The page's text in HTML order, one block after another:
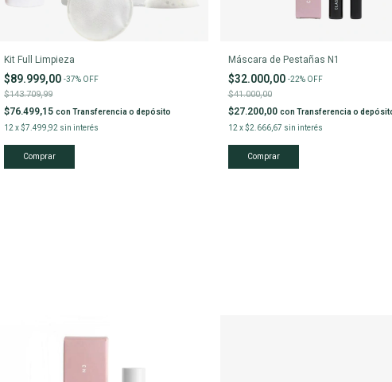
Kit Full Limpieza
$89.999,00-37% OFF
$143.709,99
$76.499,15con Transferencia o depósito
12 x$7.499,92 sin interés
Máscara de Pestañas N1
$32.000,00 -22% OFF
$41.000,00
$27.200,00 con Transferencia o
12 x$2.666,67 sin interés